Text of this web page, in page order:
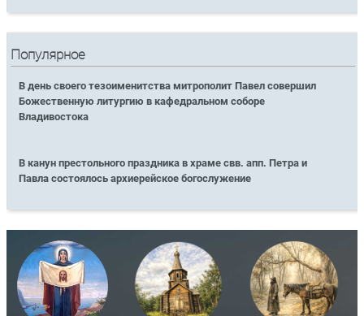
Популярное
В день своего тезоименитства митрополит Павел совершил
Божественную литургию в кафедральном соборе
Владивостока
В канун престольного праздника в храме свв. апп. Петра и
Павла состоялось архиерейское богослужение